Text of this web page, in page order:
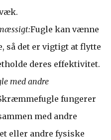
Fugle kan vænne
så det er vigtigt at flytte
deres effektivitet.
med andre
fungerer
med andre
eller andre fysiske